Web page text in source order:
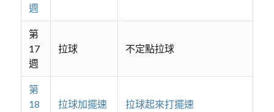
週
第
17
週
拉球 不定點拉球
第
18
拉球加擺速 拉球起來打擺速